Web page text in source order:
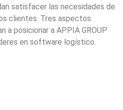
satisfacer las necesidades de
clientes. Tres aspectos
a posicionar a APPIA GROUP
en software logístico.